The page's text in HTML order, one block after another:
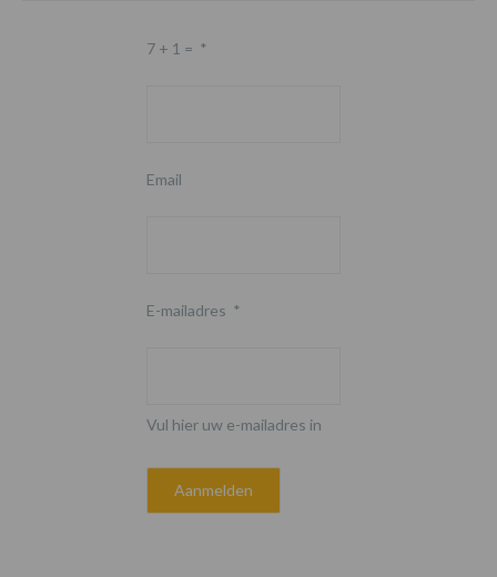
7 + 1 = *
Email
E-mailadres *
Vul hier uw e-mailadres in